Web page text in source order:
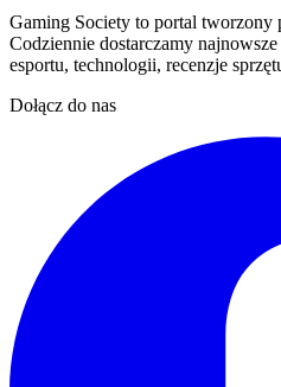
Gaming Society to portal tworzony
Codziennie dostarczamy
esportu, technologii, recenzje
Dołącz do nas